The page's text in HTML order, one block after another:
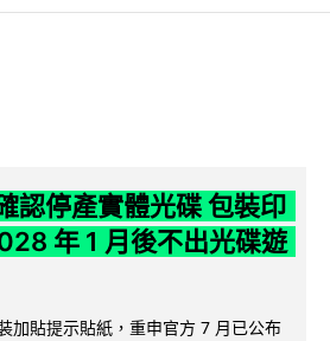
認停產實體光碟 包裝印
年 1 月後不出光碟遊
加貼提示貼紙，重申官方 7 月已公布